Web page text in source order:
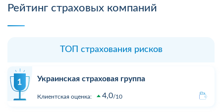
Рейтинг страховых компаний
ТОП страхования рисков
Украинская страховая группа
Клиентская оценка: 4,0 10